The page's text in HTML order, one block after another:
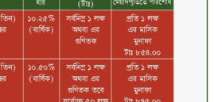
চিত্রনায়ক ডিএ তায়েব
টাঙ্গাইলে নিহত বাস মালিকদের
পরিবারকে অনুদান ও সম্মাননা প্রদান